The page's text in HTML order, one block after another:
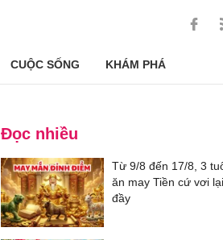
CUỘC SỐNG KHÁM PHÁ
Đọc nhiều
Từ 9/8 đến 17/8, 3
ăn may Tiền cứ vơi lại
đầy